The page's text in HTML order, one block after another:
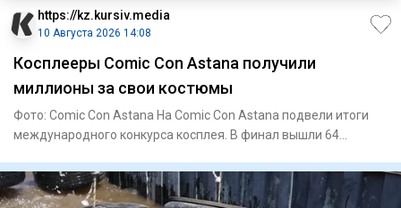
https://kz.kursiv.media
10 Августа 2026 14:08
Косплееры Comic Con Astana получили
миллионы за свои костюмы
Фото: Comic Con Astana На Comic Con Astana подвели итоги
международного конкурса косплея. В финал вышли 64